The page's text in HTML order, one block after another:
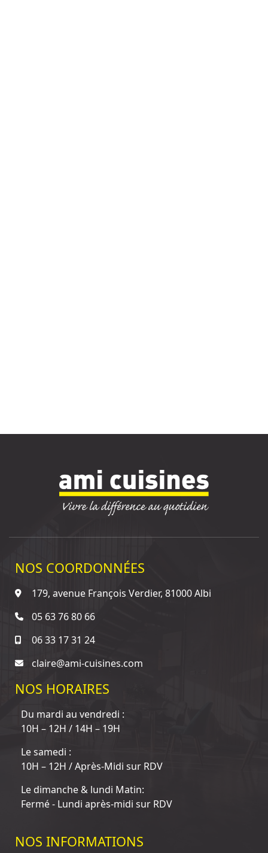
NOS COORDONNÉES
179, avenue François Verdier, 81000 Albi
05 63 76 80 66
06 33 17 31 24
claire@ami-cuisines.com
NOS HORAIRES
Du mardi au vendredi :
10H – 12H / 14H – 19H
Le samedi :
10H – 12H / Après-Midi sur RDV
Le dimanche & lundi Matin:
Fermé - Lundi après-midi sur RDV
NOS INFORMATIONS